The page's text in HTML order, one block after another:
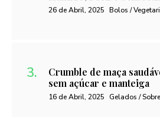
26 de Abril, 2025 Bolos /
Crumble de maça
sem açúcar e manteiga
16 de Abril, 2025 Gelados /